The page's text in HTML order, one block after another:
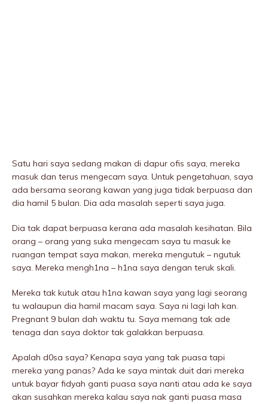
Satu hari saya sedang makan di dapur ofis saya, mereka
masuk dan terus mengecam saya. Untuk pengetahuan, saya
ada bersama seorang kawan yang juga tidak berpuasa dan
dia hamil 5 bulan. Dia ada masalah seperti saya juga.
Dia tak dapat berpuasa kerana ada masalah kesihatan. Bila
orang – orang yang suka mengecam saya tu masuk ke
ruangan tempat saya makan, mereka mengutuk – ngutuk
saya. Mereka mengh1na – h1na saya dengan teruk skali.
Mereka tak kutuk atau h1na kawan saya yang lagi seorang
tu walaupun dia hamil macam saya. Saya ni lagi lah kan.
Pregnant 9 bulan dah waktu tu. Saya memang tak ade
tenaga dan saya doktor tak galakkan berpuasa.
Apalah d0sa saya? Kenapa saya yang tak puasa tapi
mereka yang panas? Ada ke saya mintak duit dari mereka
untuk bayar fidyah ganti puasa saya nanti atau ada ke saya
akan susahkan mereka kalau saya nak ganti puasa masa